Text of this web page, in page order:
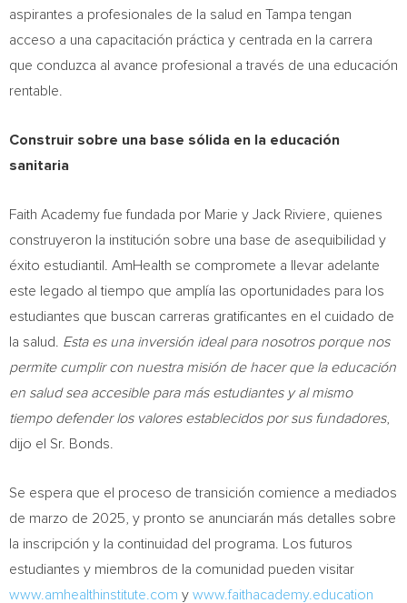
aspirantes a profesionales de la salud en Tampa tengan
acceso a una capacitación práctica y centrada en la carrera
que conduzca al avance profesional a través de una educación
rentable.
Construir sobre una base sólida en la educación
sanitaria
Faith Academy fue fundada por Marie y Jack Riviere , quienes
construyeron la institución sobre una base de asequibilidad y
éxito estudiantil. AmHealth se compromete a llevar adelante
este legado al tiempo que amplía las oportunidades para los
estudiantes que buscan carreras gratificantes en el cuidado de
la salud. Esta es una inversión ideal para nosotros porque nos
permite cumplir con nuestra misión de hacer que la educación
en salud sea accesible para más estudiantes y al mismo
tiempo defender los valores establecidos por sus fundadores,
dijo el Sr. Bonds.
Se espera que el proceso de transición comience a mediados
de marzo de 2025, y pronto se anunciarán más detalles sobre
la inscripción y la continuidad del programa. Los futuros
estudiantes y miembros de la comunidad pueden visitar
www.amhealthinstitute.com y www.faithacademy.education